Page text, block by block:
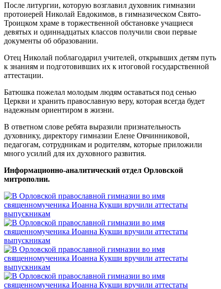
После литургии, которую возглавил духовник гимназии
протоиерей Николай Евдокимов, в гимназическом Свято-
Троицком храме в торжественной обстановке учащиеся
девятых и одиннадцатых классов получили свои первые
документы об образовании.
Отец Николай поблагодарил учителей, открывших детям путь
к знаниям и подготовивших их к итоговой государственной
аттестации.
Батюшка пожелал молодым людям оставаться под сенью
Церкви и хранить православную веру, которая всегда будет
надежным ориентиром в жизни.
В ответном слове ребята выразили признательность
духовнику, директору гимназии Елене Овчинниковой,
педагогам, сотрудникам и родителям, которые приложили
много усилий для их духовного развития.
Информационно-аналитический отдел Орловской
митрополии.